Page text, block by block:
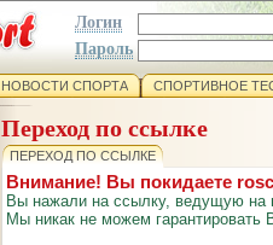
Логин
Пароль
НОВОСТИ СПОРТА СПОРТИВНОЕ
Переход по ссылке
ПЕРЕХОД ПО ССЫЛКЕ
Внимание! Вы покидаете
Вы нажали на ссылку, ведущую на
Мы никак не можем гарантировать